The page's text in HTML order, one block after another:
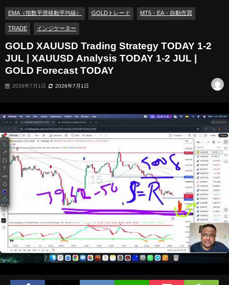
EMA（指数平滑移動平均線）
GOLDトレード MT5・EA・自動売買
TRADE インジケーター
GOLD XAUUSD Trading Strategy TODAY 1-2
JUL | XAUUSD Analysis TODAY 1-2 JUL |
GOLD Forecast TODAY
2026年7月1日 2026年7月1日